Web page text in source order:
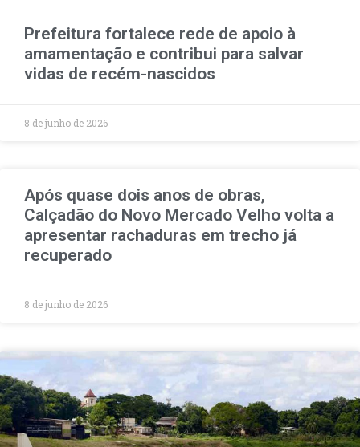
Prefeitura fortalece rede de apoio à
amamentação e contribui para salvar
vidas de recém-nascidos
8 de junho de 2026
Após quase dois anos de obras,
Calçadão do Novo Mercado Velho volta a
apresentar rachaduras em trecho já
recuperado
8 de junho de 2026